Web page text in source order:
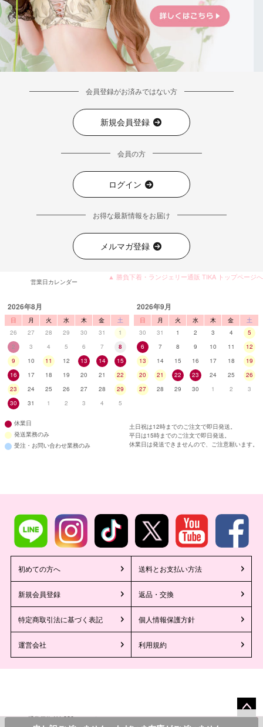
通常価格 ¥1,980のところ
会員登録がお済みではない方
新規会員登録
会員の方
ログイン
お得な最新情報をお届け
メルマガ登録
▲ 勝負下着・ランジェリー通販 TIKA トップページへ
営業日カレンダー
2026年8月
日 月 火 水 木 金
土
26
27 28 29 30 31
1
2
3 4 5 6 7
8
9
10 11 12 13 14
15
16
17 18 19 20 21
22
23
24 25 26 27 28
29
30
31 1 2 3 4 5
2026年9月
日 月 火 水 木 金
土
30
31 1 2 3 4
5
6
7 8 9 10 11
12
13
14 15 16 17 18
19
20
21 22 23 24 25
26
27
28 29 30 1 2 3
休業日
発送業務のみ
受注・お問い合わせ業務のみ
土日祝は12時までのご注文で即日発送。
平日は15時までのご注文で即日発送。
休業日は発送できませんので、ご注意願います。
初めての方へ 送料とお支払い方法
新規会員登録 返品・交換
特定商取引法に基づく表記 個人情報保護方針
運営会社 利用規約
©2013 Tika All Rights reserved.